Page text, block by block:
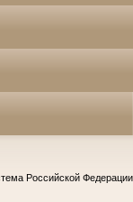
Российской